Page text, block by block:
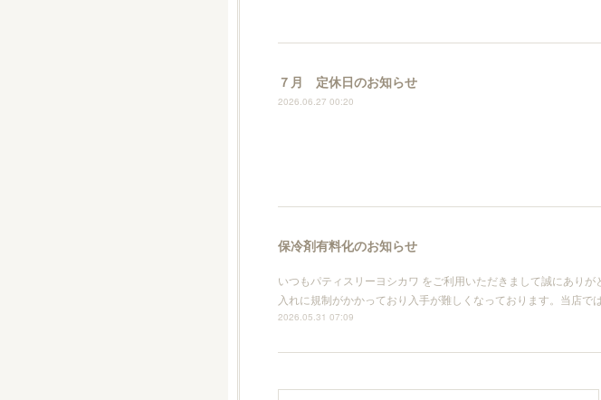
７月 定休日のお知らせ
2026.06.27 00:20
保冷剤有料化のお知らせ
いつもパティスリーヨシカワ をご利用いただきまして誠にあり
入れに規制がかかっており入手が難しくなっております。当店
2026.05.31 07:09